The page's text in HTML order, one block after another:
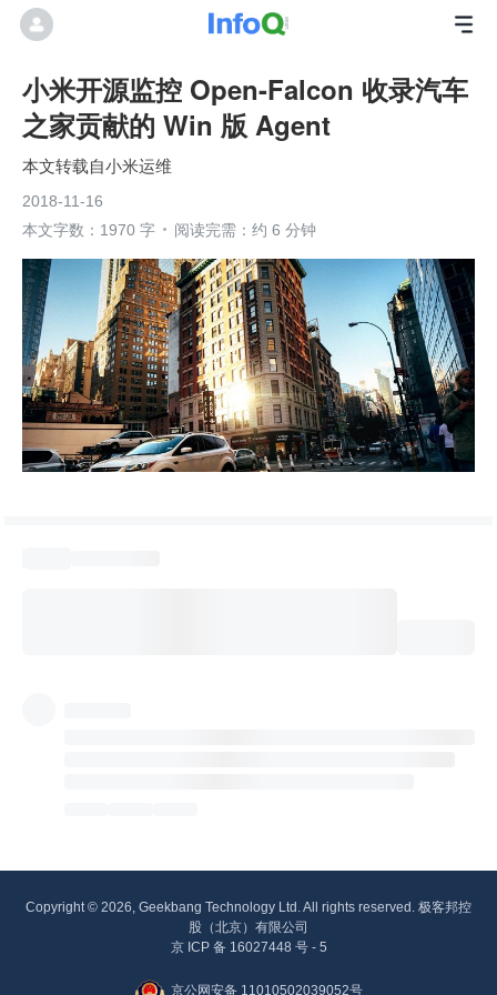
小米开源监控 Open-Falcon 收录汽车
之家贡献的 Win 版 Agent
本文转载自小米运维
2018-11-16
本文字数：1970 字
阅读完需：约 6 分钟
Copyright © 2026, Geekbang Technology Ltd. All rights reserved. 极客邦控
股（北京）有限公司
京 ICP 备 16027448 号 - 5
京公网安备 11010502039052号